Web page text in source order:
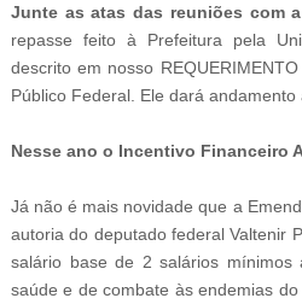
Junte as atas das reuniões com
repasse feito à Prefeitura pela
descrito em nosso
Público Federal. Ele dará
Nesse ano o Incentivo Financeiro
Já não é mais novidade que a
autoria do deputado federal Valtenir
salário base de 2 salários mínimos
saúde e de combate às endemias